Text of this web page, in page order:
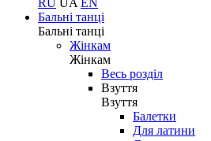
RU UA EN
Бальні танці
Бальні танці
Жінкам
Жінкам
Весь розділ
Взуття
Взуття
Балетки
Для латини